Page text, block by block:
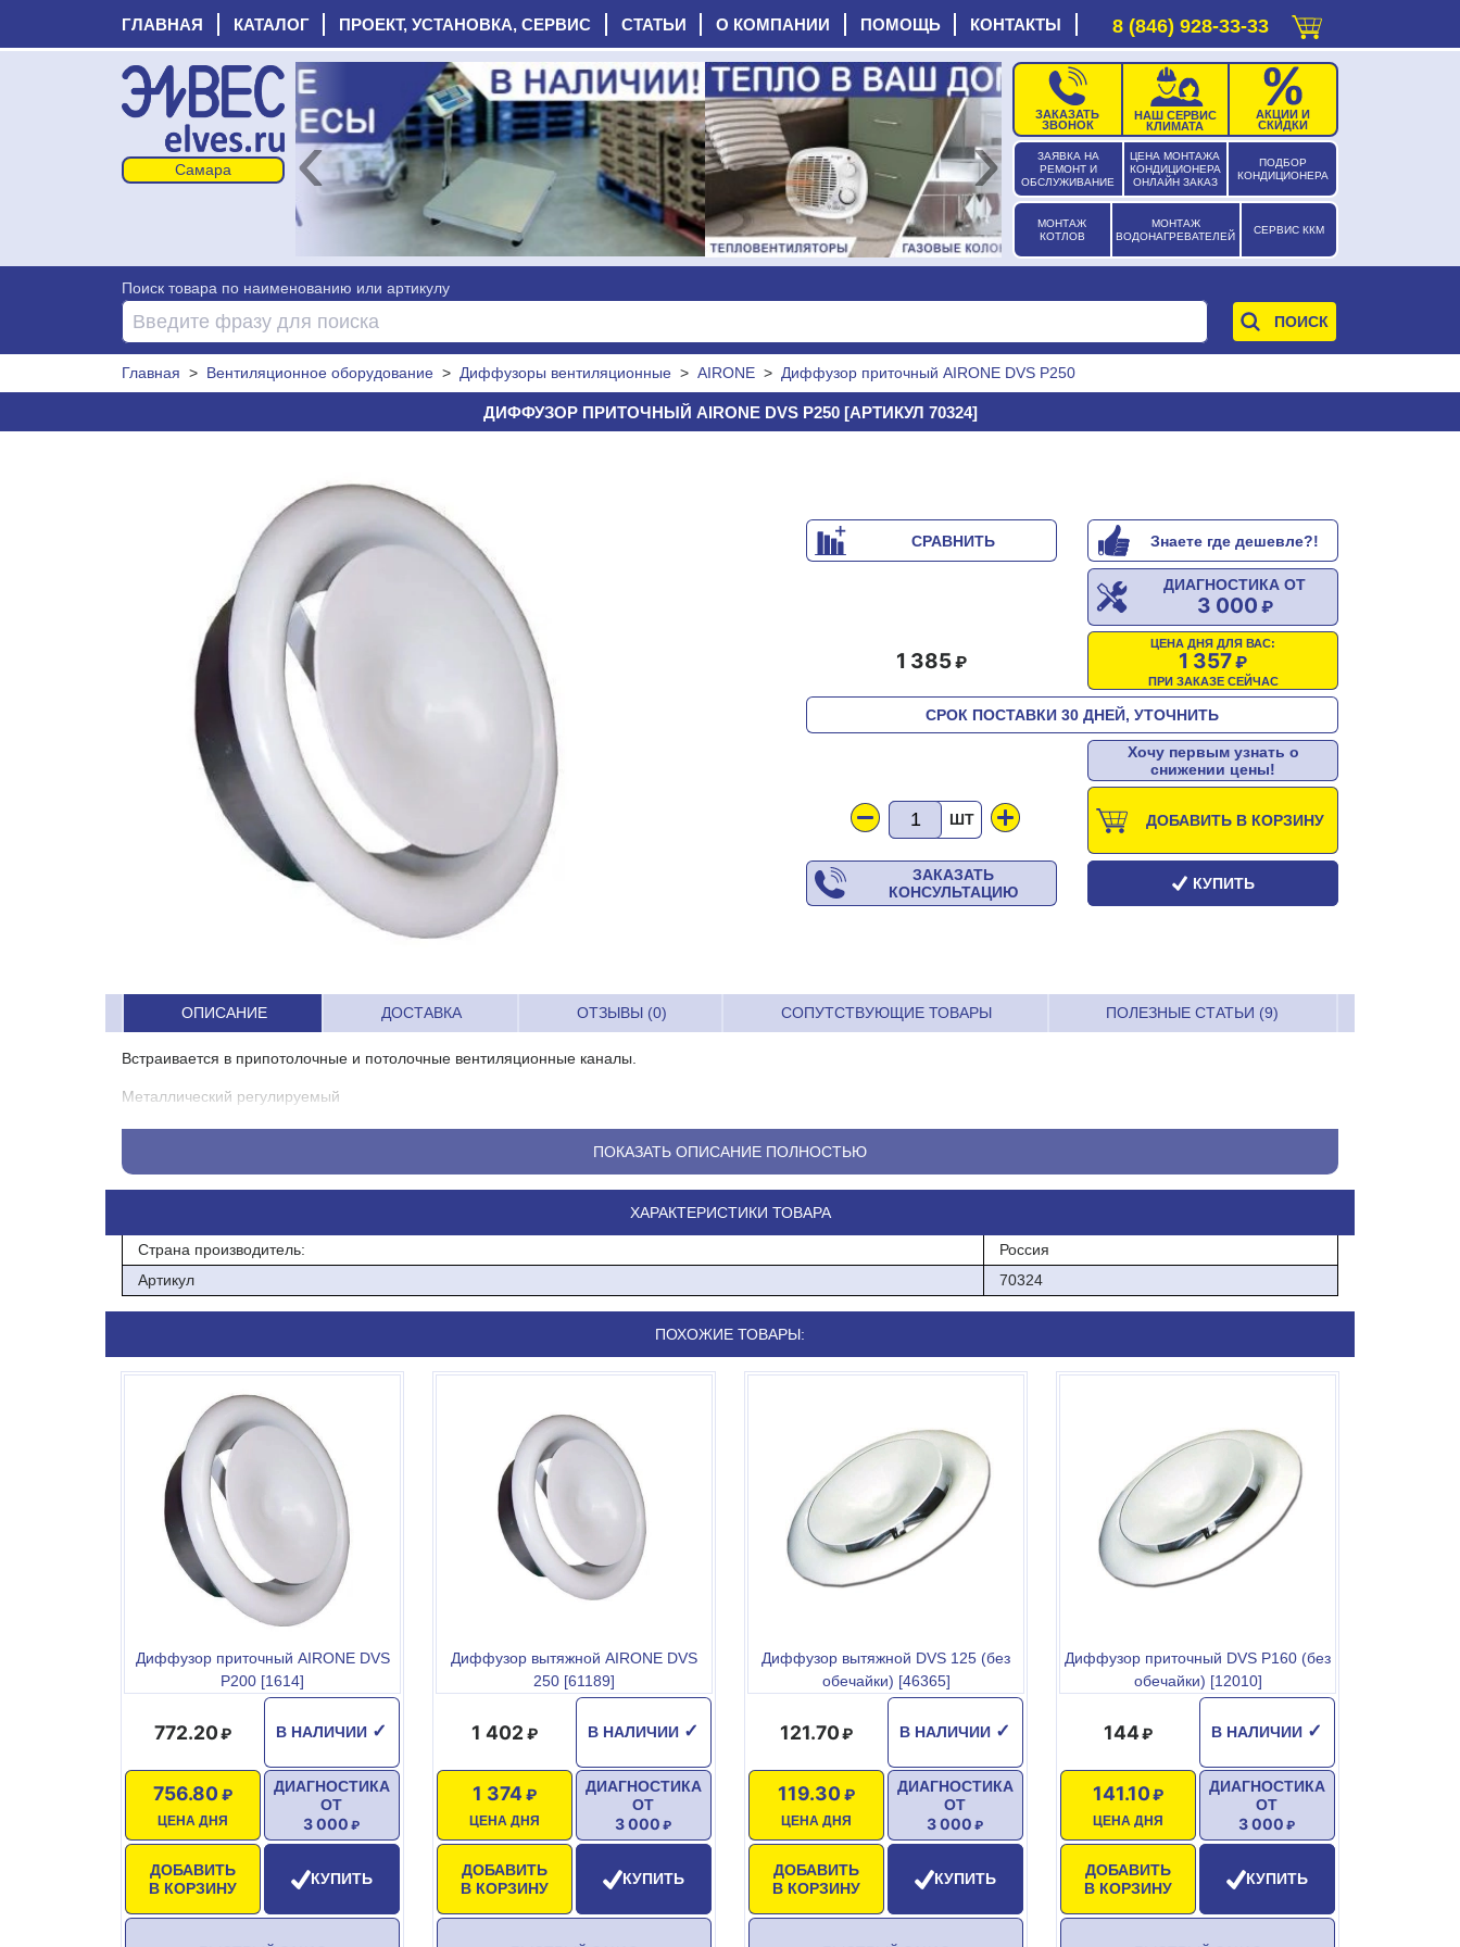
ГЛАВНАЯ КАТАЛОГ ПРОЕКТ, УСТАНОВКА, СЕРВИС СТАТЬИ О КОМПАНИИ ПОМОЩЬ КОНТАКТЫ 8 (846) 928-33-33
ЗАЯВКА НА
РЕМОНТ И
ОБСЛУЖИВАНИЕ
ЦЕНА МОНТАЖА
КОНДИЦИОНЕРА
ОНЛАЙН ЗАКАЗ
ПОДБОР
КОНДИЦИОНЕРА
МОНТАЖ
КОТЛОВ
МОНТАЖ
ВОДОНАГРЕВАТЕЛЕЙ
СЕРВИС ККМ
ЗАКАЗАТЬ
ЗВОНОК
НАШ СЕРВИС
КЛИМАТА
АКЦИИ И
СКИДКИ
‹ ›
Поиск товара по наименованию или артикулу
Главная > Вентиляционное оборудование > Диффузоры вентиляционные > AIRONE > Диффузор приточный AIRONE DVS P250
ДИФФУЗОР ПРИТОЧНЫЙ AIRONE DVS P250 [АРТИКУЛ 70324]
СРАВНИТЬ Знаете где дешевле?!
ДИАГНОСТИКА ОТ
3 000
ЦЕНА ДНЯ ДЛЯ ВАС:
1 357
ПРИ ЗАКАЗЕ СЕЙЧАС
1 385
СРОК ПОСТАВКИ 30 ДНЕЙ, УТОЧНИТЬ
Хочу первым узнать о
снижении цены!
ШТ ДОБАВИТЬ В КОРЗИНУ
ЗАКАЗАТЬ
КОНСУЛЬТАЦИЮ
КУПИТЬ
ОПИСАНИЕ ДОСТАВКА ОТЗЫВЫ (0) СОПУТСТВУЮЩИЕ ТОВАРЫ ПОЛЕЗНЫЕ СТАТЬИ (9)
Встраивается в припотолочные и потолочные вентиляционные каналы.
Металлический регулируемый
Диаметрпод канал-250 мм
ПОКАЗАТЬ ОПИСАНИЕ ПОЛНОСТЬЮ
ХАРАКТЕРИСТИКИ ТОВАРА
Страна производитель:
Россия
Артикул
70324
ПОХОЖИЕ ТОВАРЫ:
Диффузор приточный AIRONE DVS
P200 [1614]
В НАЛИЧИИ ✓
772.20
ЦЕНА ДНЯ
756.80
ДОБАВИТЬ
В КОРЗИНУ
ДИАГНОСТИКА
ОТ
3 000
КУПИТЬ
Диффузор вытяжной AIRONE DVS
250 [61189]
В НАЛИЧИИ ✓
1 402
ЦЕНА ДНЯ
1 374
ДОБАВИТЬ
В КОРЗИНУ
ДИАГНОСТИКА
ОТ
3 000
КУПИТЬ
Диффузор вытяжной DVS 125 (без
обечайки) [46365]
В НАЛИЧИИ ✓
121.70
ЦЕНА ДНЯ
119.30
ДОБАВИТЬ
В КОРЗИНУ
ДИАГНОСТИКА
ОТ
3 000
КУПИТЬ
Диффузор приточный DVS P160 (без
обечайки) [12010]
В НАЛИЧИИ ✓
144
ЦЕНА ДНЯ
141.10
ДОБАВИТЬ
В КОРЗИНУ
ДИАГНОСТИКА
ОТ
3 000
КУПИТЬ